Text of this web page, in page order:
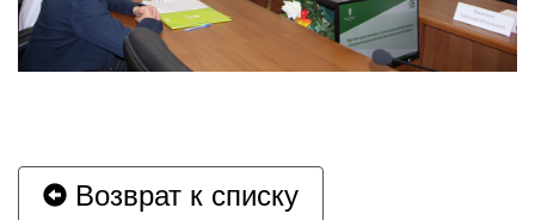
Возврат к списку